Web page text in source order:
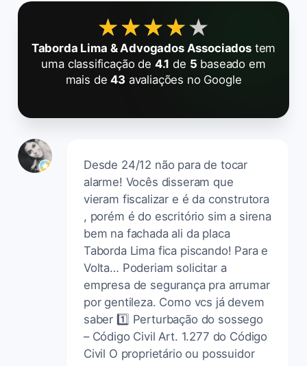
★★★★★
★★★★★
Taborda Lima & Advogados Associadostem
uma classificação de 4.1 de 5 baseado em
mais de43avaliações no Google
Desde 24/12 não para de tocar
alarme! Vocês disseram que
vieram fiscalizar e é da construtora
, porém é do escritório sim a sirena
bem na fachada ali da placa
Taborda Lima fica piscando! Para e
Volta… Poderiam solicitar a
empresa de segurança pra arrumar
por gentileza. Como vcs já devem
saber 1️⃣ Perturbação do sossego
– Código Civil Art. 1.277 do Código
Civil O proprietário ou possuidor